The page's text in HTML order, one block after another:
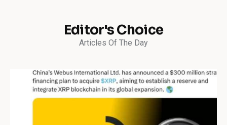
Editor's Choice
Articles Of The Day